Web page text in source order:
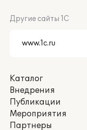
Другие сайты 1С
Каталог
Внедрения
Публикации
Мероприятия
Партнеры